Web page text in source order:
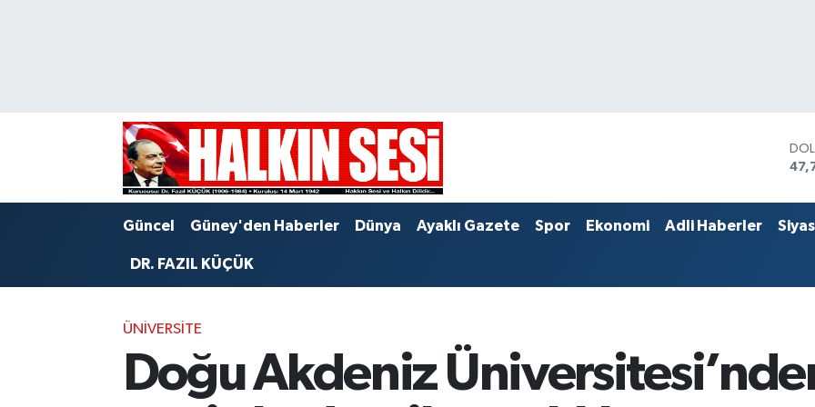
Güncel Güney'den Haberler Dünya Ayaklı Gazete Spor Ekonomi Adli Haberler
DR. FAZIL KÜÇÜK
ÜNIVERSITE
Doğu Akdeniz
Trafik Durumu
Puan Durumu ve Fikstür